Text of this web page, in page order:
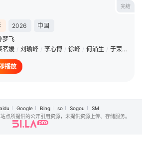
完结
2026
中国
梦飞
茗媛 / 刘瑜峰 / 李心博 / 徐峰 / 何涌生 / 于荣光
播放
Google Bing so Sogou
SM
点所提供的公开引用资源，未提供资源上传、存储服务。